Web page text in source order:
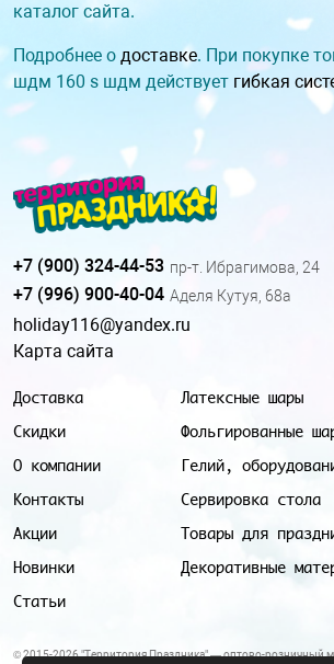
каталог сайта.
Подробнее о доставке. При покупке
шдм 160 s шдм действует гибкая
Доставка
Скидки
О компании
Контакты
Акции
Новинки
Статьи
Латексные шары
Фольгированные
Гелий,
Сервировка стола
Товары для
Декоративные
+7 (900) 324-44-53 пр-т. Ибрагимова, 24
+7 (996) 900-40-04 Аделя Кутуя, 68а
holiday116@yandex.ru
Карта сайта
© 2015-2026 "Территория Праздника" — оптово-розничный